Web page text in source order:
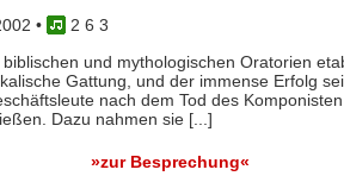
•
2 6 3
und mythologischen Oratorien
Gattung, und der immense Erfolg
nach dem Tod des
Dazu nahmen sie [...]
»zur Besprechung«